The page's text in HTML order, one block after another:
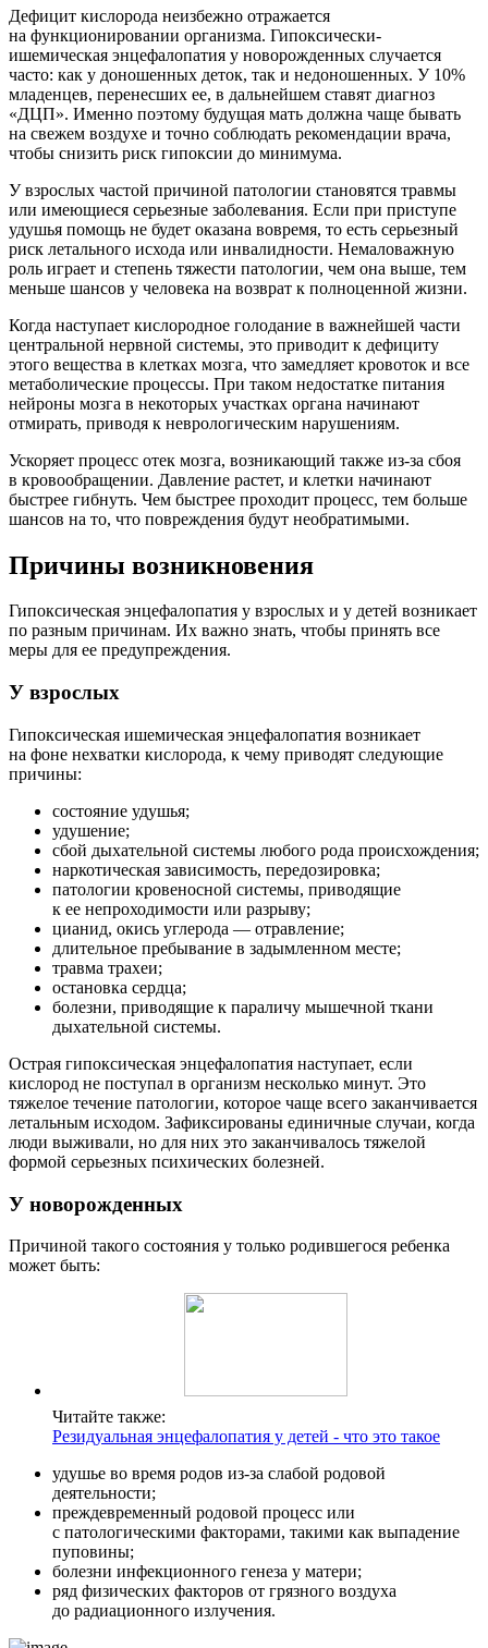
Дефицит кислорода неизбежно отражается
на функционировании организма. Гипоксически-
ишемическая энцефалопатия у новорожденных случается
часто: как у доношенных деток, так и недоношенных. У 10%
младенцев, перенесших ее, в дальнейшем ставят диагноз
«ДЦП». Именно поэтому будущая мать должна чаще бывать
на свежем воздухе и точно соблюдать рекомендации врача,
чтобы снизить риск гипоксии до минимума.
У взрослых частой причиной патологии становятся травмы
или имеющиеся серьезные заболевания. Если при приступе
удушья помощь не будет оказана вовремя, то есть серьезный
риск летального исхода или инвалидности. Немаловажную
роль играет и степень тяжести патологии, чем она выше, тем
меньше шансов у человека на возврат к полноценной жизни.
Когда наступает кислородное голодание в важнейшей части
центральной нервной системы, это приводит к дефициту
этого вещества в клетках мозга, что замедляет кровоток и все
метаболические процессы. При таком недостатке питания
нейроны мозга в некоторых участках органа начинают
отмирать, приводя к неврологическим нарушениям.
Ускоряет процесс отек мозга, возникающий также из-за сбоя
в кровообращении. Давление растет, и клетки начинают
быстрее гибнуть. Чем быстрее проходит процесс, тем больше
шансов на то, что повреждения будут необратимыми.
Причины возникновения
Гипоксическая энцефалопатия у взрослых и у детей возникает
по разным причинам. Их важно знать, чтобы принять все
меры для ее предупреждения.
У взрослых
Гипоксическая ишемическая энцефалопатия возникает
на фоне нехватки кислорода, к чему приводят следующие
причины:
состояние удушья;
удушение;
сбой дыхательной системы любого рода происхождения;
наркотическая зависимость, передозировка;
патологии кровеносной системы, приводящие
к ее непроходимости или разрыву;
цианид, окись углерода — отравление;
длительное пребывание в задымленном месте;
травма трахеи;
остановка сердца;
болезни, приводящие к параличу мышечной ткани
дыхательной системы.
Острая гипоксическая энцефалопатия наступает, если
кислород не поступал в организм несколько минут. Это
тяжелое течение патологии, которое чаще всего заканчивается
летальным исходом. Зафиксированы единичные случаи, когда
люди выживали, но для них это заканчивалось тяжелой
формой серьезных психических болезней.
У новорожденных
Причиной такого состояния у только родившегося ребенка
может быть:
Читайте также:
Резидуальная энцефалопатия у детей - что это такое
удушье во время родов из-за слабой родовой
деятельности;
преждевременный родовой процесс или
с патологическими факторами, такими как выпадение
пуповины;
болезни инфекционного генеза у матери;
ряд физических факторов от грязного воздуха
до радиационного излучения.